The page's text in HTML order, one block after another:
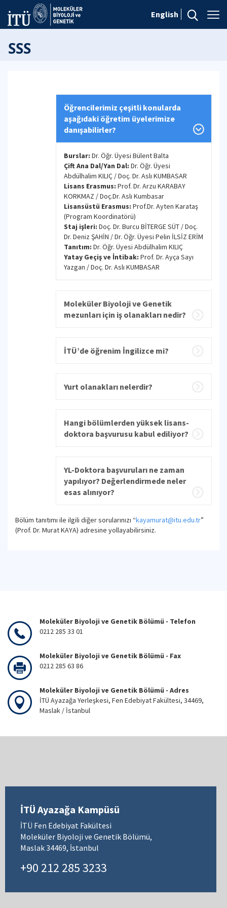
English
SSS
Öğrencilerimiz çeşitli konularda
aşağıdaki öğretim üyelerimize
danışabilirler?
Burslar: Dr. Öğr. Üyesi Bülent Balta
Çift Ana Dal/Yan Dal: Dr. Öğr. Üyesi
Abdülhalim KILIÇ / Doç. Dr. Aslı KUMBASAR
Lisans Erasmus: Prof. Dr. Arzu KARABAY
KORKMAZ / Doç.Dr. Aslı Kumbasar
Lisansüstü Erasmus: Prof.Dr. Ayten Karataş
(Program Koordinatörü)
Staj işleri: Doç. Dr. Burcu BİTERGE SÜT / Doç.
Dr. Deniz ŞAHİN / Dr. Öğr. Üyesi Pelin İLSİZ ERİM
Tanıtım: Dr. Öğr. Üyesi Abdülhalim KILIÇ
Yatay Geçiş ve İntibak: Prof. Dr. Ayça Sayı
Yazgan / Doç. Dr. Aslı KUMBASAR
Moleküler Biyoloji ve Genetik
mezunları için iş olanakları nedir?
İTÜ’de öğrenim İngilizce mi?
Yurt olanakları nelerdir?
Hangi bölümlerden yüksek lisans-
doktora başvurusu kabul ediliyor?
YL-Doktora başvuruları ne zaman
yapılıyor? Değerlendirmede neler
esas alınıyor?
Bölüm tanıtımı ile ilgili diğer sorularınızı “kayamurat@itu.edu.tr”
(Prof. Dr. Murat KAYA) adresine yollayabilirsiniz.
Moleküler Biyoloji ve Genetik Bölümü - Telefon
0212 285 33 01
Moleküler Biyoloji ve Genetik Bölümü - Fax
0212 285 63 86
Moleküler Biyoloji ve Genetik Bölümü - Adres
İTÜ Ayazağa Yerleşkesi, Fen Edebiyat Fakültesi, 34469,
Maslak / İstanbul
İTÜ Ayazağa Kampüsü
İTÜ Fen Edebiyat Fakültesi
Moleküler Biyoloji ve Genetik Bölümü,
Maslak 34469, İstanbul
+90 212 285 3233